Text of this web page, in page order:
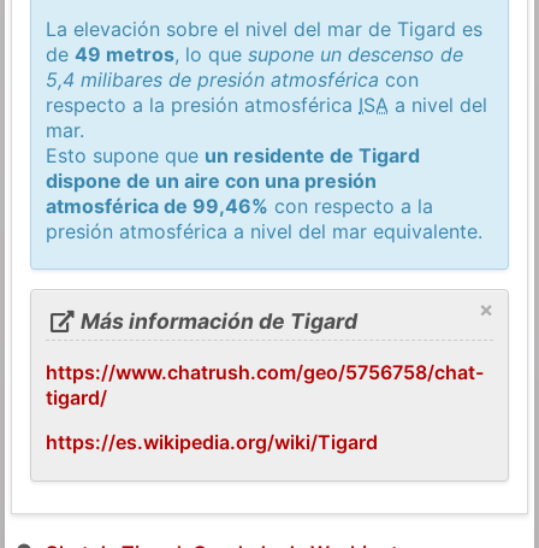
La elevación sobre el nivel del mar de Tigard es
de49 metros, lo quesupone un descenso de
5,4 milibares de presión atmosférica con
respecto a la presión atmosférica ISA a nivel del
mar.
Esto supone que un residente de Tigard
dispone de un aire con una presión
atmosférica de 99,46% con respecto a la
presión atmosférica a nivel del mar equivalente.
×
Más información de Tigard
https://www.chatrush.com/geo/5756758/chat-
tigard/
https://es.wikipedia.org/wiki/Tigard